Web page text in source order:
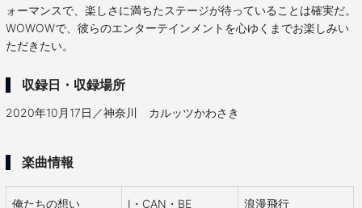
ォーマンスで、楽しさに満ちたステージが待っていることは確実だ。
WOWOWで、彼らのエンターテインメントを心ゆくまでお楽しみい
ただきたい。
収録日・収録場所
2020年10月17日／神奈川 カルッツかわさき
楽曲情報
俺たちの想い I・CAN・BE 浪漫飛行